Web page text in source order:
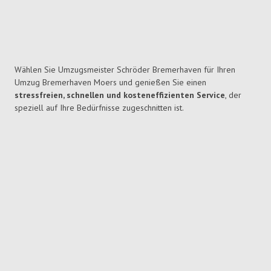
Wählen Sie Umzugsmeister Schröder Bremerhaven für Ihren
Umzug Bremerhaven Moers und genießen Sie einen
stressfreien, schnellen und kosteneffizienten Service, der
speziell auf Ihre Bedürfnisse zugeschnitten ist.